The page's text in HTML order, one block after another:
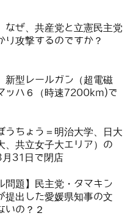
なぜ、共産党と立憲民主党
り攻撃するのですか？
新型レールガン（超電磁
ッハ６（時速7200km)で
うちょう＝明治大学、日大
、共立女子大エリア）の
月31日で閉店
問題】民主党・タマキン
提出した愛媛県知事の文
いの？２